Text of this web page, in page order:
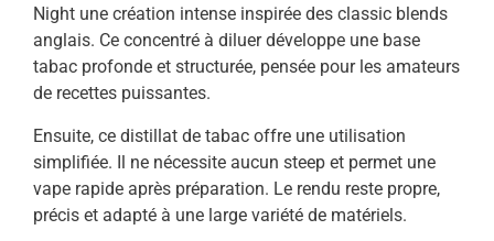
Night une création intense inspirée des classic blends
anglais. Ce concentré à diluer développe une base
tabac profonde et structurée, pensée pour les amateurs
de recettes puissantes.
Ensuite, ce distillat de tabac offre une utilisation
simplifiée. Il ne nécessite aucun steep et permet une
vape rapide après préparation. Le rendu reste propre,
précis et adapté à une large variété de matériels.